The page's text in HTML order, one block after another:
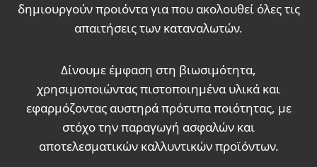
δημιουργούν προιόντα για που ακολουθεί όλες τις
απαιτήσεις των καταναλωτών.
Δίνουμε έμφαση στη βιωσιμότητα,
χρησιμοποιώντας πιστοποιημένα υλικά και
εφαρμόζοντας αυστηρά πρότυπα ποιότητας, με
στόχο την παραγωγή ασφαλών και
αποτελεσματικών καλλυντικών προϊόντων.